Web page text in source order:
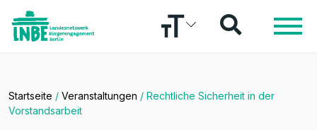
Startseite / Veranstaltungen / Rechtliche Sicherheit in der
Vorstandsarbeit